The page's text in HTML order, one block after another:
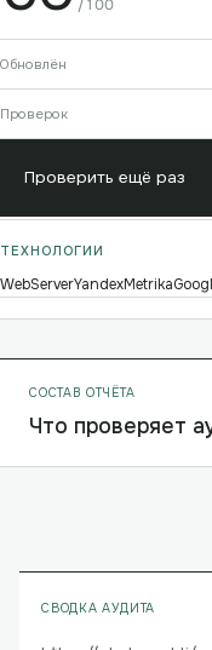
/100
Обновлён
Проверок
Проверить ещё раз
ТЕХНОЛОГИИ
WebServerYandexMetrika
СОСТАВ ОТЧЁТА
Что проверяет
СВОДКА АУДИТА